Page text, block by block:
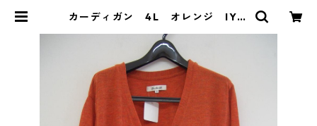
カーディガン 4L オレンジ IY-3